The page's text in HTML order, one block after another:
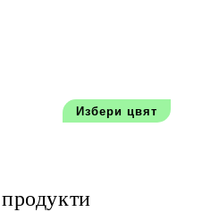
Избери цвят